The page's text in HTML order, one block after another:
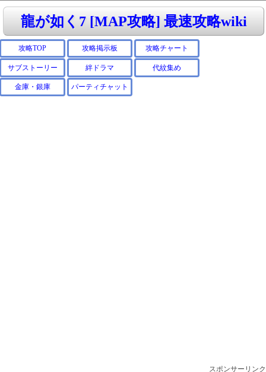
龍が如く7 [MAP攻略] 最速攻略wiki
攻略TOP 攻略掲示板 攻略チャート
サブストーリー 絆ドラマ 代紋集め
金庫・銀庫 パーティチャット
スポンサーリンク